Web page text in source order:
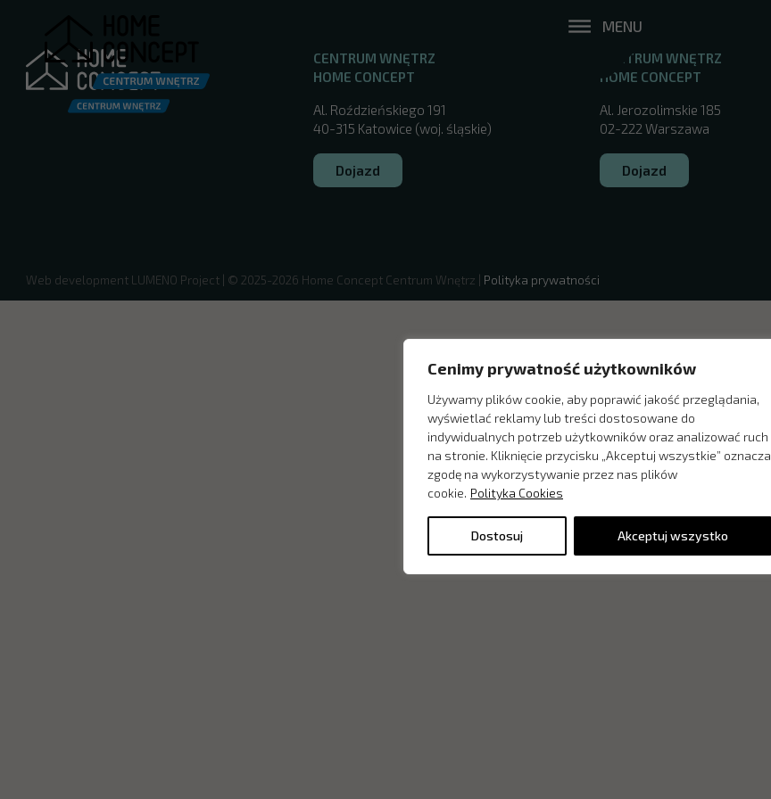
Cenimy prywatność użytkowników
Używamy plików cookie, aby poprawić jakość przeglądania,
wyświetlać reklamy lub treści dostosowane do
indywidualnych potrzeb użytkowników oraz analizować ruch
na stronie. Kliknięcie przycisku „Akceptuj wszystkie” oznacza
zgodę na wykorzystywanie przez nas plików
cookie. Polityka Cookies
Dostosuj Akceptuj wszystko
MENU
CENTRUM WNĘTRZ
HOME CONCEPT
Al. Roździeńskiego 191
40-315 Katowice (woj. śląskie)
Dojazd
CENTRUM WNĘTRZ
HOME CONCEPT
Al. Jerozolimskie 185
02-222 Warszawa
Dojazd
Web development LUMENO Project | © 2025-2026 Home Concept Centrum Wnętrz | Polityka prywatności